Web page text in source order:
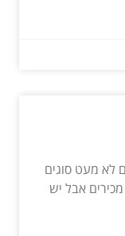
לא מעט סוגים
אבל יש